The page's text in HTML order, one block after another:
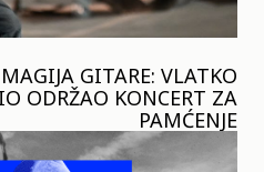
GITARE: VLATKO
ODRŽAO KONCERT ZA
PAMĆENJE